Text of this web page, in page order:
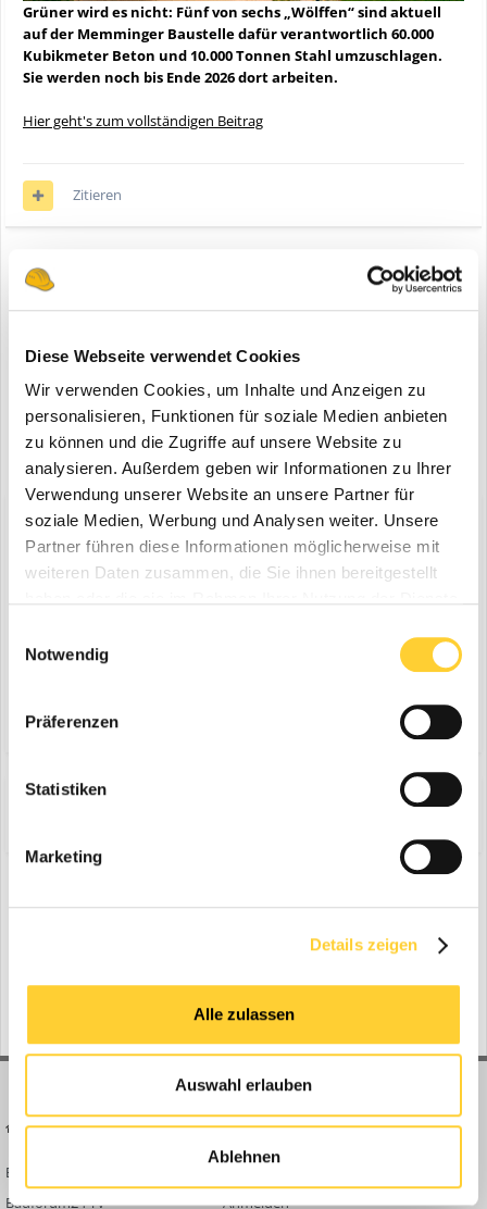
Diese Webseite verwendet Cookies
Wir verwenden Cookies, um Inhalte und Anzeigen zu
personalisieren, Funktionen für soziale Medien anbieten
zu können und die Zugriffe auf unsere Website zu
analysieren. Außerdem geben wir Informationen zu Ihrer
Verwendung unserer Website an unsere Partner für
soziale Medien, Werbung und Analysen weiter. Unsere
Partner führen diese Informationen möglicherweise mit
weiteren Daten zusammen, die Sie ihnen bereitgestellt
Notwendig
Präferenzen
Statistiken
Marketing
Details zeigen
Alle zulassen
Auswahl erlauben
Ablehnen
Grüner wird es nicht: Fünf von sechs „Wölffen“ sind aktuell
auf der Memminger Baustelle dafür verantwortlich 60.000
Kubikmeter Beton und 10.000 Tonnen Stahl umzuschlagen.
Sie werden noch bis Ende 2026 dort arbeiten.
Hier geht's zum vollständigen Beitrag
Zitieren
Diskutiere mit!
Du kannst jetzt antworten und Dich später anmelden. Wenn du
bereits einen Account hast kannst du dich hieranmelden.
No registered users viewing this page.
BAUFORUM24
Bauforum24 News
Bauforum24 TV
FORUM LINKS
Anmelden